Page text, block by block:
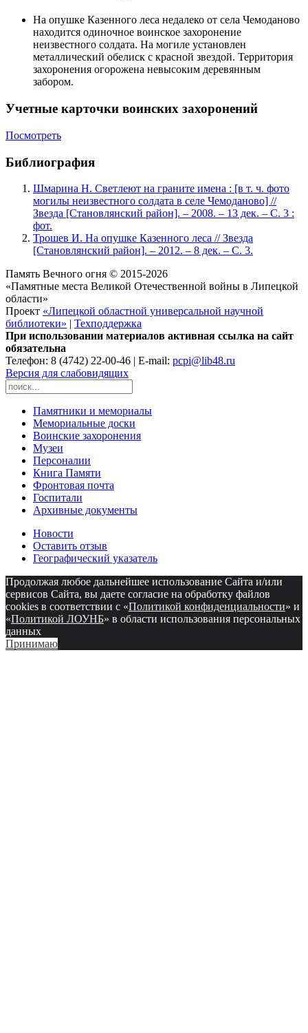
На опушке Казенного леса недалеко от села Чемоданово
находится одиночное воинское захоронение
неизвестного солдата. На могиле установлен
металлический обелиск с красной звездой. Территория
захоронения огорожена невысоким деревянным
забором.
Учетные карточки воинских захоронений
Посмотреть
Библиография
Шмарина Н. Светлеют на граните имена : [в т. ч. фото
могилы неизвестного солдата в селе Чемоданово] //
Звезда [Становлянский район]. – 2008. – 13 дек. – С. 3 :
фот.
Трошев И. На опушке Казенного леса // Звезда
[Становлянский район]. – 2012. – 8 дек. – С. 3.
Память Вечного огня © 2015-2026
«Памятные места Великой Отечественной войны в Липецкой
области»
Проект «Липецкой областной универсальной научной
библиотеки» | Техподдержка
При использовании материалов активная ссылка на сайт
обязательна
Телефон: 8 (4742) 22-00-46 | E-mail: pcpi@lib48.ru
Версия для слабовидящих
Памятники и мемориалы
Мемориальные доски
Воинские захоронения
Музеи
Персоналии
Книга Памяти
Фронтовая почта
Госпитали
Архивные документы
Новости
Оставить отзыв
Географический указатель
Продолжая любое дальнейшее использование Сайта и/или
сервисов Сайта, вы даете согласие на обработку файлов
cookies в соответствии с «Политикой конфиденциальности» и
«Политикой ЛОУНБ» в области использования персональных
данных
Принимаю